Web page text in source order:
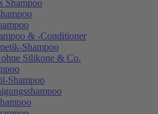
Shampoo
& -Conditioner
Shampoo
ohne Silikone & Co.
Shampoo